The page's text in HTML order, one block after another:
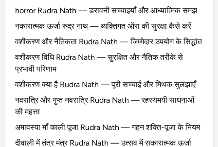
horror Rudra Nath — डरावनी सच्चाइयाँ और आध्यात्मिक समझ
नकारात्मक ऊर्जा रुद्र नाथ — व्यक्तिगत ऑरा की सुरक्षा कैसे करें
वशीकरण और नैतिकता Rudra Nath — जिम्मेदार उपयोग के सिद्धांत
वशीकरण विधि Rudra Nath — सुरक्षित और नैतिक तरीके से
प्रभावी परिणाम
वशीकरण क्या है Rudra Nath — पूरी सच्चाई और मिथक सुलझाएँ
नवरात्रि और गुप्त नवरात्रि Rudra Nath — रहस्यमयी साधनाओं
की महत्ता
अमावस्या माँ काली पूजा Rudra Nath — गहन शक्ति-पूजा के नियम
दीवाली में तंत्र मंत्र Rudra Nath — उत्सव में सकारात्मक ऊर्जा